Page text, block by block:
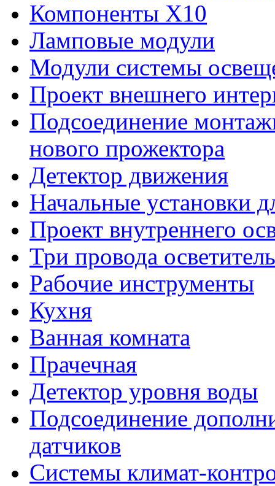
Компоненты Х10
Ламповые модули
Модули системы
Проект внешнего
Подсоединение
нового прожектора
Детектор движения
Начальные установки
Проект внутреннего
Три провода
Рабочие инструменты
Кухня
Ванная комната
Прачечная
Детектор уровня воды
Подсоединение
датчиков
Системы климат-